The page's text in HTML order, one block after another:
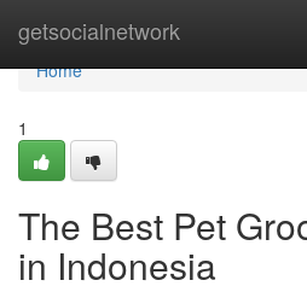
getsocialnetwork
Home
Home
1
The Best Pet
in Indonesia